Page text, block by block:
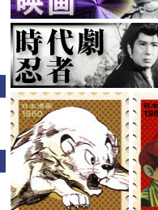
お申込み)との事で
展示会の広告画像は
お知らせTV番組『
に、南波健二先生が
たかを先生や劇画に
て気づいたこと。想
マンガショップ刊行
組内容とリンクす
ド』もぜひご一読く